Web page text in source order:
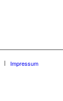
Impressum